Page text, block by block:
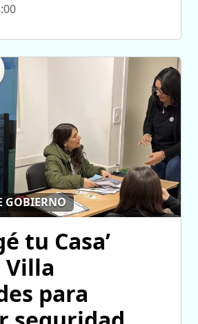
GOBIERNO
tu Casa’
Villa
para